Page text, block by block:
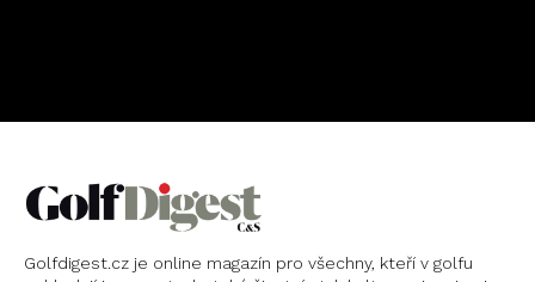
Golfdigest.cz je online magazín pro všechny, kteří v golfu